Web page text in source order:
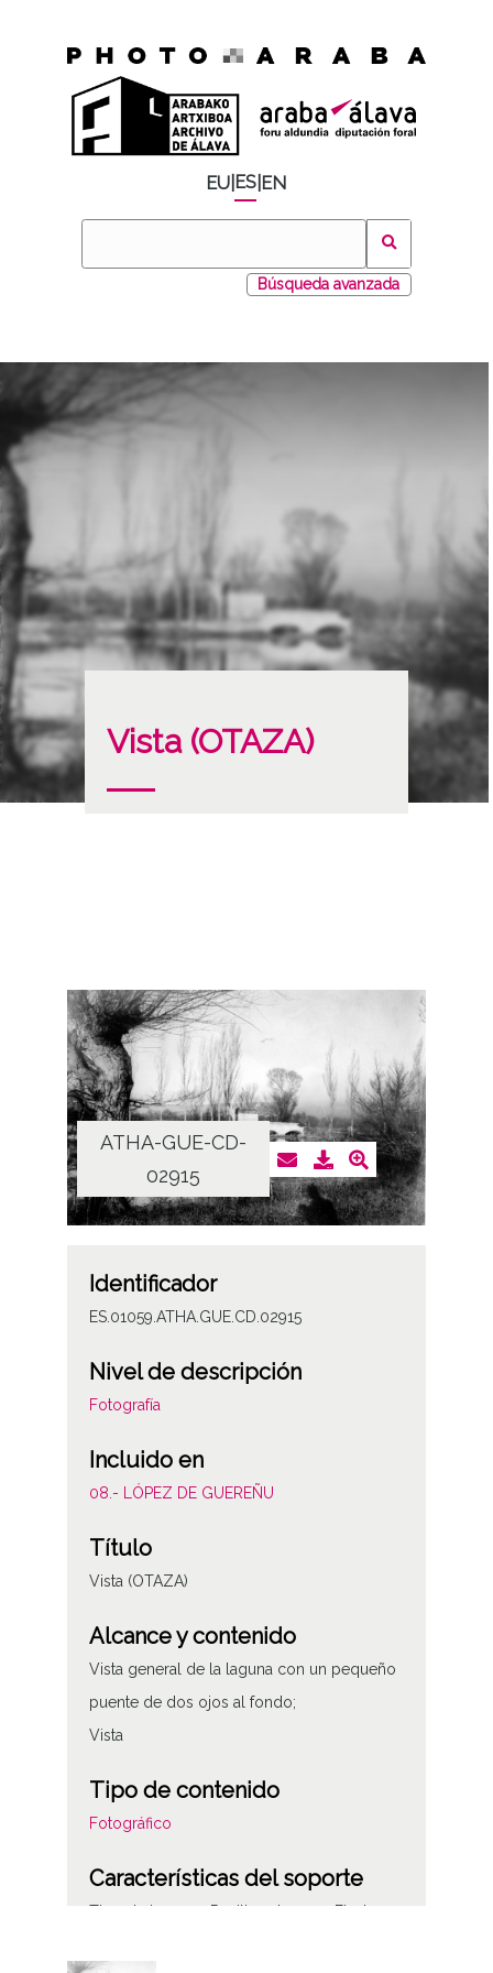
EU ES EN
Búsqueda avanzada
Vista (OTAZA)
ATHA-GUE-CD-
02915
Identificador
ES.01059.ATHA.GUE.CD.02915
Nivel de descripción
Fotografía
Incluido en
08.- LÓPEZ DE GUEREÑU
Título
Vista (OTAZA)
Alcance y contenido
Vista general de la laguna con un pequeño
puente de dos ojos al fondo;
Vista
Tipo de contenido
Fotográfico
Características del soporte
Tipo de imagen: Positivos Imagen Final: